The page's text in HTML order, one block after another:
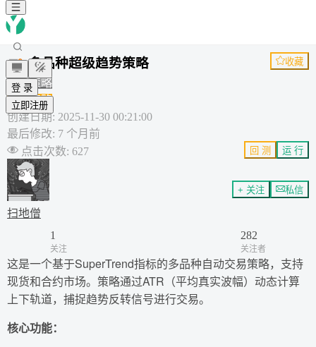
登 录
立即注册
多品种超级趋势策略 收藏
通用策略
内置策略
创建日期: 2025-11-30 00:21:00
最后修改: 7 个月前
点击次数: 627 回 测 运 行
扫地僧
+ 关注 私信
1
关注
282
关注者
这是一个基于SuperTrend指标的多品种自动交易策略，支持
现货和合约市场。策略通过ATR（平均真实波幅）动态计算
上下轨道，捕捉趋势反转信号进行交易。
核心功能：